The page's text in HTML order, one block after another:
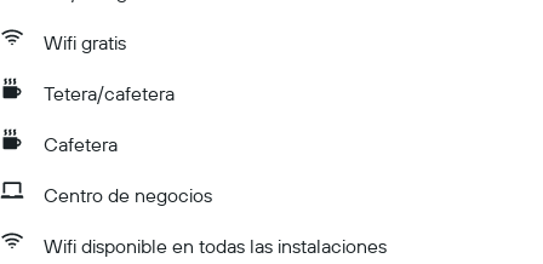
Wifi gratis
Tetera/cafetera
Cafetera
Centro de negocios
Wifi disponible en todas las instalaciones